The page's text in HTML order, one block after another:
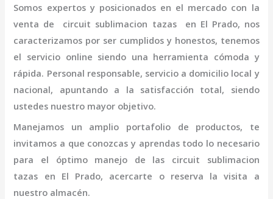
Somos expertos y posicionados en el mercado con la
venta de circuit sublimacion tazasen El Prado, nos
caracterizamos por ser cumplidos y honestos, tenemos
el servicio online siendo una herramienta cómoda y
rápida. Personal responsable, servicio a domicilio local y
nacional, apuntando a la satisfacción total, siendo
ustedes nuestro mayor objetivo.
Manejamos un amplio portafolio de productos, te
invitamos a que conozcas y aprendas todo lo necesario
para el óptimo manejo de las circuit sublimacion
tazas en El Prado, acercarte o reserva la visita a
nuestro almacén.